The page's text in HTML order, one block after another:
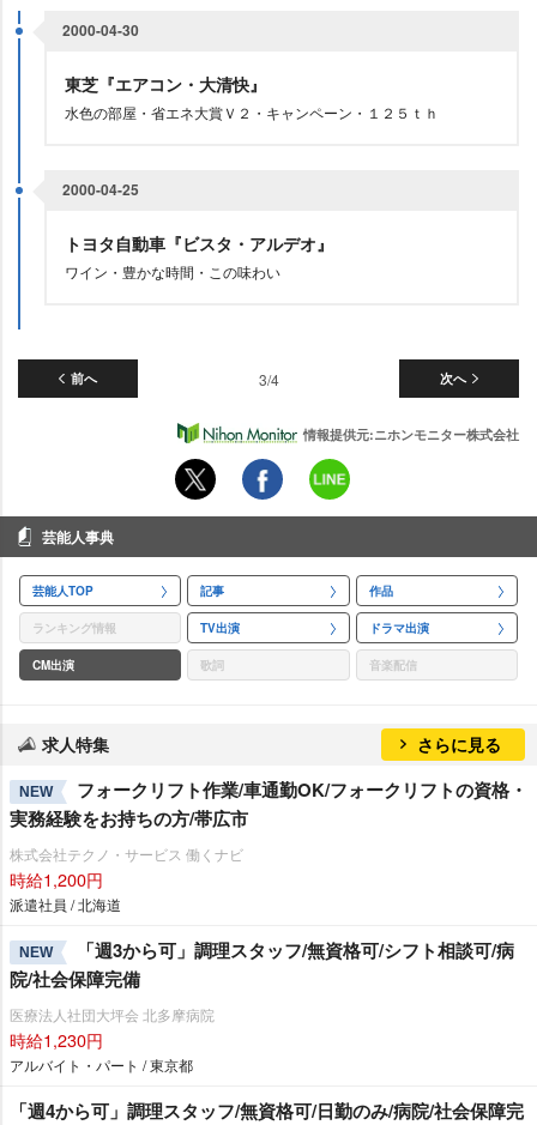
2000-04-30
東芝『エアコン・大清快』
水色の部屋・省エネ大賞Ｖ２・キャンペーン・１２５ｔｈ
2000-04-25
トヨタ自動車『ビスタ・アルデオ』
ワイン・豊かな時間・この味わい
前へ 次へ
3/4
情報提供元:ニホンモニター株式会社
芸能人事典
芸能人TOP 記事 作品
ランキング情報 TV出演 ドラマ出演
CM出演 歌詞 音楽配信
求人特集 さらに見る
NEW
フォークリフト作業/車通勤OK/フォークリフトの資格・
実務経験をお持ちの方/帯広市
株式会社テクノ・サービス 働くナビ
時給1,200円
派遣社員 / 北海道
NEW
「週3から可」調理スタッフ/無資格可/シフト相談可/病
院/社会保障完備
医療法人社団大坪会 北多摩病院
時給1,230円
アルバイト・パート / 東京都
「週4から可」調理スタッフ/無資格可/日勤のみ/病院/社会保障完